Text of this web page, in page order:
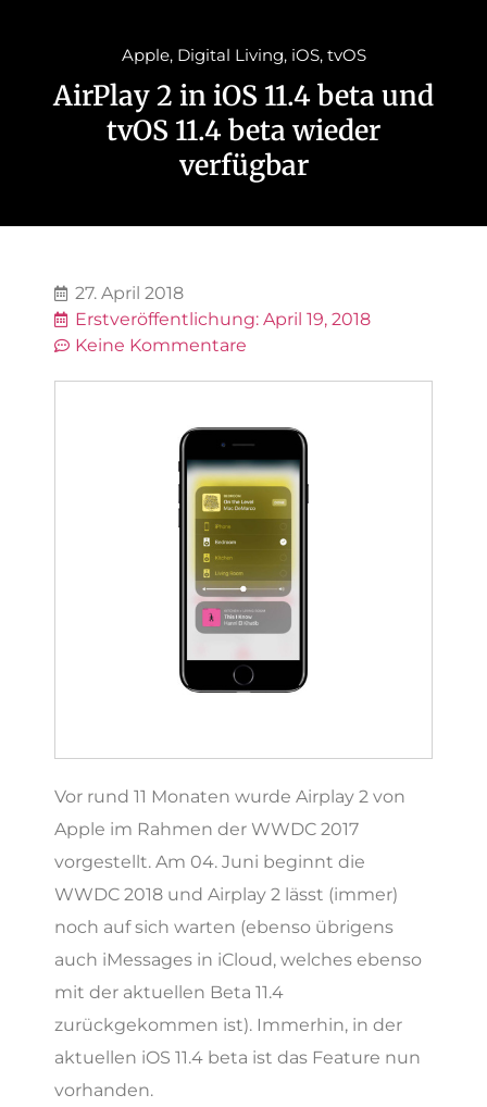
Apple, Digital Living, iOS, tvOS
AirPlay 2 in iOS 11.4 beta und
tvOS 11.4 beta wieder
verfügbar
27. April 2018
Erstveröffentlichung: April 19, 2018
Keine Kommentare
Vor rund 11 Monaten wurde Airplay 2 von
Apple im Rahmen der WWDC 2017
vorgestellt. Am 04. Juni beginnt die
WWDC 2018 und Airplay 2 lässt (immer)
noch auf sich warten (ebenso übrigens
auch iMessages in iCloud, welches ebenso
mit der aktuellen Beta 11.4
zurückgekommen ist). Immerhin, in der
aktuellen iOS 11.4 beta ist das Feature nun
vorhanden.